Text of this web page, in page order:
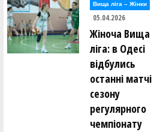
Вища лiга – Жiнки
05.04.2026
Жіноча Вища
ліга: в Одесі
відбулись
останні матчі
сезону
регулярного
чемпіонату